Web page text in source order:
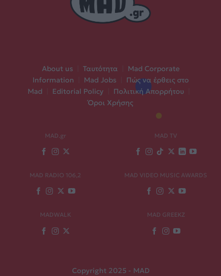
About us Ταυτότητα
Mad Corporate
Information
Mad Jobs
Πώς να έρθεις στο
Mad
Editorial Policy Πολιτική Απορρήτου
Όροι Χρήσης
MAD.gr MAD TV
MAD RADIO 106,2 MAD VIDEO MUSIC AWARDS
MADWALK MAD GREEKZ
Copyright 2025 - MAD